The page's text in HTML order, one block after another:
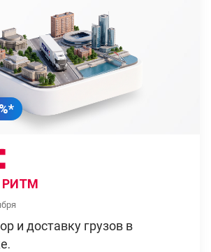
РИТМ
и доставку грузов в